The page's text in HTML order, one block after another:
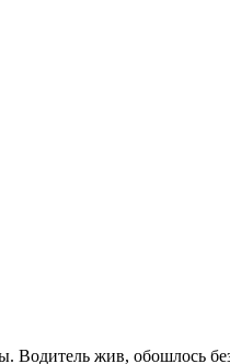
жив, обошлось